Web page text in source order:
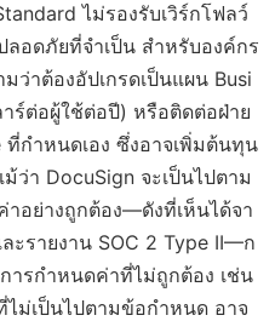
ไม่รองรับเวิร์กโฟลว์
ลอดภัยที่จำเป็น สำหรับองค์กร
าต้องอัปเกรดเป็นแผน Busi
ร์ต่อผู้ใช้ต่อปี) หรือติดต่อฝ่าย
กำหนดเอง ซึ่งอาจเพิ่มต้นทุน
ว่า DocuSign จะเป็นไปตาม
อย่างถูกต้อง—ดังที่เห็นได้จา
ะรายงาน SOC 2 Type II—ก
ารกำหนดค่าที่ไม่ถูกต้อง เช่น
ไม่เป็นไปตามข้อกำหนด อาจ